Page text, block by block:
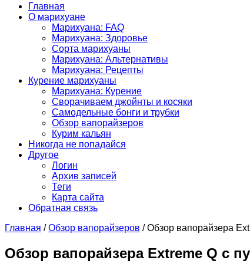
Главная
О марихуане
Марихуана: FAQ
Марихуана: Здоровье
Сорта марихуаны
Марихуана: Альтернативы
Марихуана: Рецепты
Курение марихуаны
Марихуана: Курение
Сворачиваем джойнты и косяки
Самодельные бонги и трубки
Обзор вапорайзеров
Курим кальян
Никогда не попадайся
Другое
Логин
Архив записей
Теги
Карта сайта
Обратная связь
Главная /Обзор вапорайзеров /Обзор вапорайзера
Обзор вапорайзера Extreme Q с